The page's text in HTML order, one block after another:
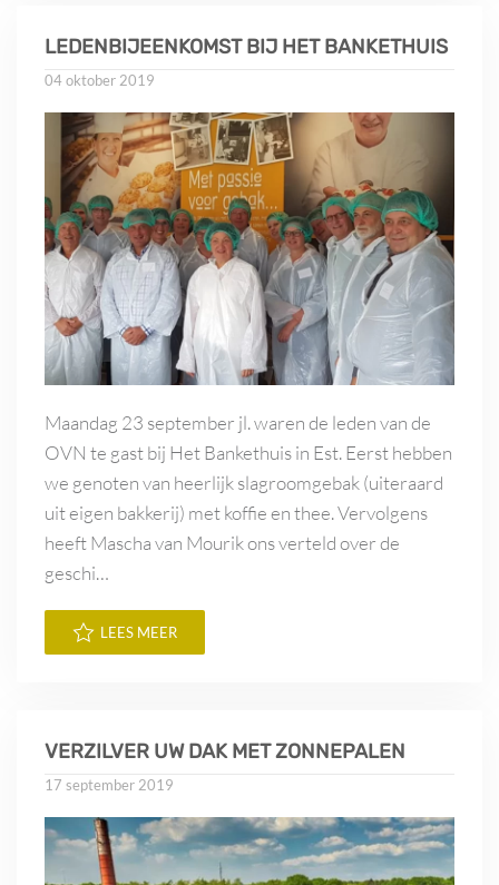
LEDENBIJEENKOMST BIJ HET BANKETHUIS
04 oktober 2019
Maandag 23 september jl. waren de leden van de
OVN te gast bij Het Bankethuis in Est. Eerst hebben
we genoten van heerlijk slagroomgebak (uiteraard
uit eigen bakkerij) met koffie en thee. Vervolgens
heeft Mascha van Mourik ons verteld over de
geschi…
LEES MEER
VERZILVER UW DAK MET ZONNEPALEN
17 september 2019